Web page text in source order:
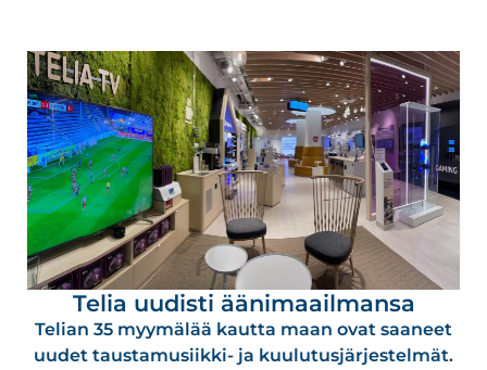
Telia uudisti äänimaailmansa
Telian 35 myymälää kautta maan ovat saaneet
uudet taustamusiikki- ja kuulutusjärjestelmät.